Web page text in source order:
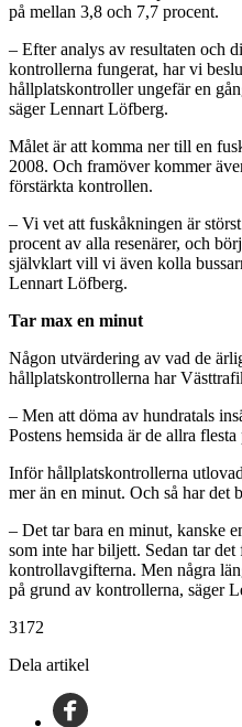
på mellan 3,8 och 7,7 procent.
– Efter analys av resultaten och
kontrollerna fungerat, har vi
hållplatskontroller ungefär en
säger Lennart Löfberg.
Målet är att komma ner till en
2008. Och framöver kommer
förstärkta kontrollen.
– Vi vet att fuskåkningen är
procent av alla resenärer, och
självklart vill vi även kolla
Lennart Löfberg.
Tar max en minut
Någon utvärdering av vad de
hållplatskontrollerna har
– Men att döma av hundratals
Postens hemsida är de allra
Inför hållplatskontrollerna
mer än en minut. Och så har
– Det tar bara en minut, kanske
som inte har biljett. Sedan tar
kontrollavgifterna. Men några
på grund av kontrollerna, säger
3172
Dela artikel